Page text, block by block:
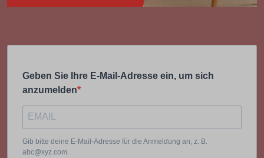
Geben Sie Ihre E-Mail-Adresse ein, um sich
anzumelden
Gib bitte deine E-Mail-Adresse für die Anmeldung an, z. B.
abc@xyz.com.